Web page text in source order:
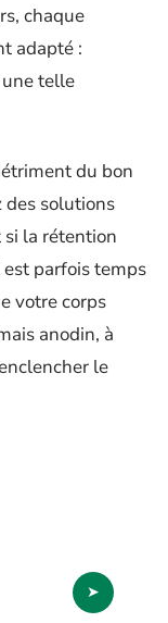
chaque
adapté :
telle
du bon
des solutions
si la rétention
est parfois temps
votre corps
anodin, à
le